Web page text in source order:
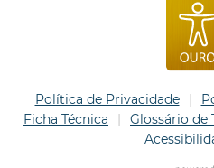
Política de Privacidade
Ficha Técnica
Glossário de